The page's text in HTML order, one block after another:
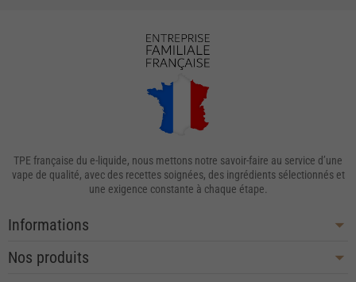
TPE française du e-liquide, nous mettons notre savoir-faire au service d’une
vape de qualité, avec des recettes soignées, des ingrédients sélectionnés et
une exigence constante à chaque étape.
Informations
Nos produits